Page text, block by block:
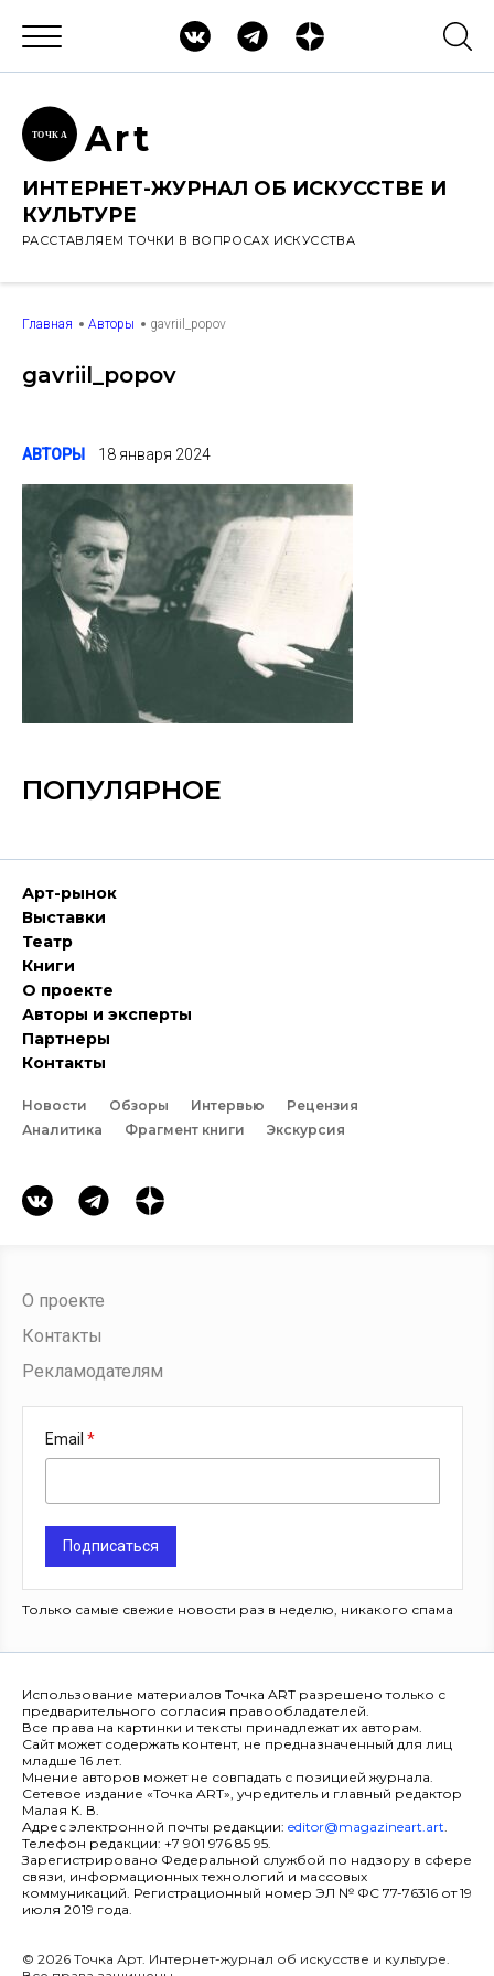
ТОЧК А Art
ИНТЕРНЕТ-ЖУРНАЛ ОБ ИСКУССТВЕ И
КУЛЬТУРЕ
РАССТАВЛЯЕМ ТОЧКИ В ВОПРОСАХ ИСКУССТВА
Главная Авторы gavriil_popov
gavriil_popov
АВТОРЫ 18 января 2024
ПОПУЛЯРНОЕ
Арт-рынок
Выставки
Театр
Книги
О проекте
Авторы и эксперты
Партнеры
Контакты
Новости Обзоры Интервью
Рецензия
Аналитика
Фрагмент книги Экскурсия
О проекте
Контакты
Рекламодателям
Email
Подписаться
Только самые свежие новости раз в неделю, никакого спама
Использование материалов Точка ART разрешено только с
предварительного согласия правообладателей.
Все права на картинки и тексты принадлежат их авторам.
Сайт может содержать контент, не предназначенный для лиц
младше 16 лет.
Мнение авторов может не совпадать с позицией журнала.
Сетевое издание «Точка ART», учредитель и главный редактор
Малая К. В.
Адрес электронной почты редакции: editor@magazineart.art.
Телефон редакции: +7 901 976 85 95.
Зарегистрировано Федеральной службой по надзору в сфере
связи, информационных технологий и массовых
коммуникаций. Регистрационный номер ЭЛ № ФС 77-76316 от 19
июля 2019 года.
© 2026 Точка Арт. Интернет-журнал об искусстве и культуре.